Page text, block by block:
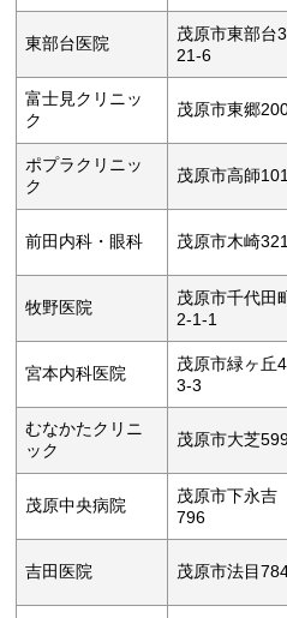
東部台医院
茂原市東部台
21-6
富士見クリニッ
ク
茂原市東郷
ポプラクリニッ
ク
茂原市高師
前田内科・眼科 茂原市木崎
牧野医院
茂原市千代田
2-1-1
宮本内科医院
茂原市緑ヶ丘
3-3
むなかたクリニ
ック
茂原市大芝
茂原中央病院
茂原市下永吉
796
吉田医院 茂原市法目